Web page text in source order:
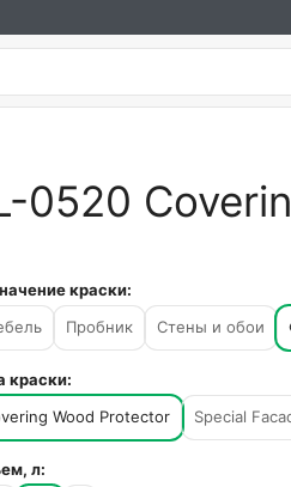
0520
краски:
Пробник Стены и обои
краски:
Wood Protector
Special
л: